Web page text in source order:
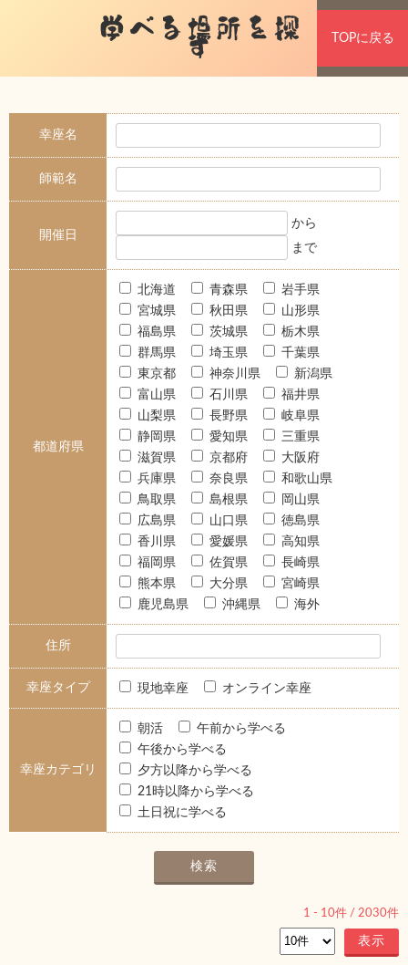
学べる場所を探
す TOPに戻る
幸座名
師範名
開催日
から
まで
都道府県
北海道 青森県
岩手県
宮城県
秋田県
山形県
福島県
茨城県
栃木県
群馬県
埼玉県
千葉県
東京都
神奈川県
新潟県
富山県
石川県
福井県
山梨県
長野県
岐阜県
静岡県
愛知県
三重県
滋賀県
京都府
大阪府
兵庫県
奈良県
和歌山県
鳥取県
島根県
岡山県
広島県
山口県
徳島県
香川県
愛媛県
高知県
福岡県
佐賀県
長崎県
熊本県
大分県
宮崎県
鹿児島県
沖縄県 海外
住所
幸座タイプ 現地幸座 オンライン幸座
幸座カテゴリ
朝活
午前から学べる
午後から学べる
夕方以降から学べる
21時以降から学べる
土日祝に学べる
1 - 10件 / 2030件